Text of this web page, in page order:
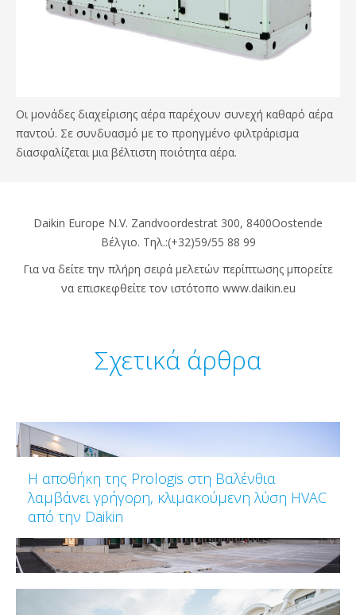
Οι μονάδες διαχείρισης αέρα παρέχουν συνεχή καθαρό αέρα
παντού. Σε συνδυασμό με το προηγμένο φιλτράρισμα
διασφαλίζεται μια βέλτιστη ποιότητα αέρα.
Daikin Europe N.V. Zandvoordestrat 300, 8400Oostende
Βέλγιο. Τηλ.:(+32)59/55 88 99
Για να δείτε την πλήρη σειρά μελετών περίπτωσης μπορείτε
να επισκεφθείτε τον ιστότοπο www.daikin.eu
Σχετικά άρθρα
Η αποθήκη της Prologis στη Βαλένθια
λαμβάνει γρήγορη, κλιμακούμενη λύση HVAC
από την Daikin